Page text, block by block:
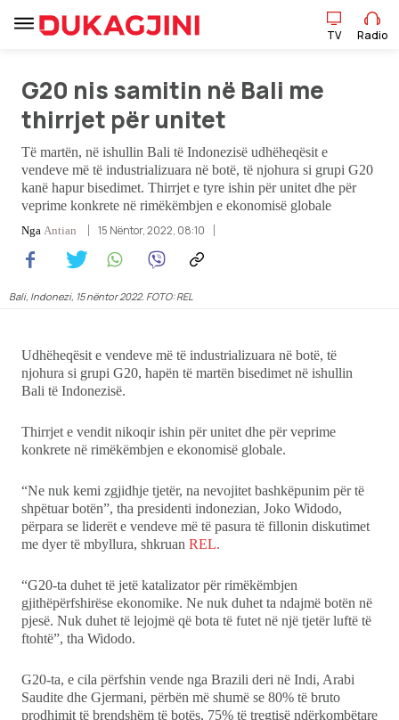
TV
Lajme
Sport
Pikëpamje
Art Jete
Kulturë
Showbiz
Ekonomi
Teknologji
Udhëtime
TV Radio
G20 nis samitin në Bali me
thirrjet për unitet
Të martën, në ishullin Bali të Indonezisë udhëheqësit e
vendeve më të industrializuara në botë, të njohura si grupi G20
kanë hapur bisedimet. Thirrjet e tyre ishin për unitet dhe për
veprime konkrete në rimëkëmbjen e ekonomisë globale
Nga Antian 15 Nëntor, 2022, 08:10
Bali, Indonezi, 15 nëntor 2022. FOTO: REL
Udhëheqësit e vendeve më të industrializuara në botë, të
njohura si grupi G20, hapën të martën bisedimet në ishullin
Bali të Indonezisë.
Thirrjet e vendit nikoqir ishin për unitet dhe për veprime
konkrete në rimëkëmbjen e ekonomisë globale.
“Ne nuk kemi zgjidhje tjetër, na nevojitet bashkëpunim për të
shpëtuar botën”, tha presidenti indonezian, Joko Widodo,
përpara se liderët e vendeve më të pasura të fillonin diskutimet
me dyer të mbyllura, shkruan REL.
“G20-ta duhet të jetë katalizator për rimëkëmbjen
gjithëpërfshirëse ekonomike. Ne nuk duhet ta ndajmë botën në
pjesë. Nuk duhet të lejojmë që bota të futet në një tjetër luftë të
ftohtë”, tha Widodo.
G20-ta, e cila përfshin vende nga Brazili deri në Indi, Arabi
Saudite dhe Gjermani, përbën më shumë se 80% të bruto
prodhimit të brendshëm të botës, 75% të tregtisë ndërkombëtare